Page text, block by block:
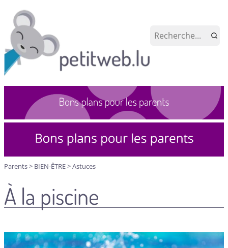
Parents> BIEN-ÊTRE>Astuces
À la piscine